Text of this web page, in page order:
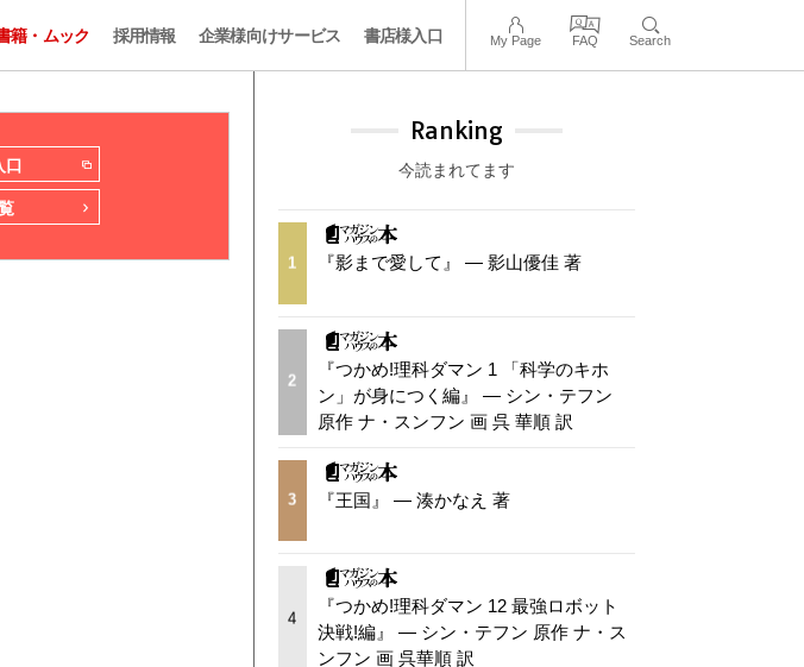
籍・ムック 採用情報 企業様向けサービス 書店様入口 My Page FAQ Search
口
Ranking
今読まれてます
1 『影まで愛して』 — 影山優佳 著
2
『つかめ!理科ダマン 1 「科学のキホ
ン」が身につく編』 — シン・テフン
原作 ナ・スンフン 画 呉 華順 訳
3 『王国』 — 湊かなえ 著
4
『つかめ!理科ダマン 12 最強ロボット
決戦!編』 — シン・テフン 原作 ナ・ス
ンフン 画 呉華順 訳